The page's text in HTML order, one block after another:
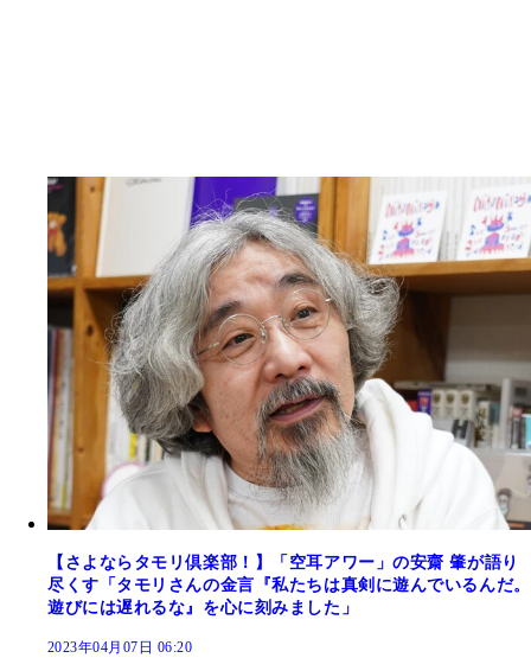
【さよならタモリ倶楽部！】「空耳アワー」の安齋 肇が語り
尽くす「タモリさんの金言『私たちは真剣に遊んでいるんだ。
遊びには遅れるな』を心に刻みました」
2023年04月07日 06:20